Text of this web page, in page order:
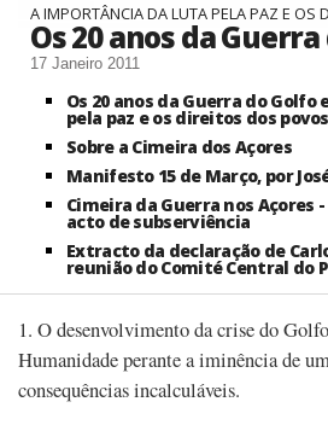
A IMPORTÂNCIA DA LUTA PELA PAZ E OS
Os 20 anos da
17 Janeiro 2011
Os 20 anos da Guerra do
pela paz e os direitos dos povos
Sobre a Cimeira dos Açores
Manifesto 15 de Março, por
Cimeira da Guerra nos Açores
acto de subserviência
Extracto da declaração de
reunião do Comité Central do
1. O desenvolvimento da crise do
Humanidade perante a iminência de
consequências incalculáveis.